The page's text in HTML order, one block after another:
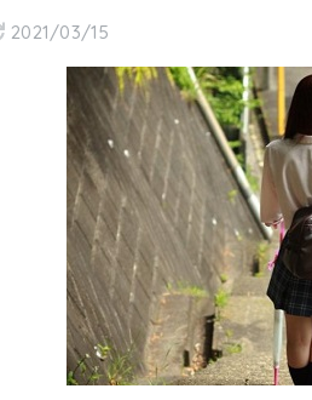
2021/03/15